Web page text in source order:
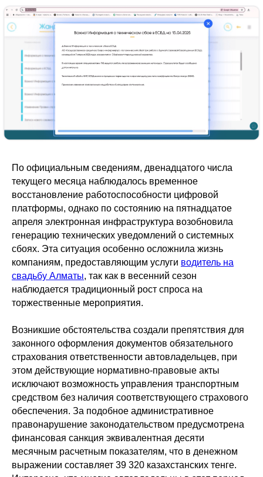
По официальным сведениям, двенадцатого числа
текущего месяца наблюдалось временное
восстановление работоспособности цифровой
платформы, однако по состоянию на пятнадцатое
апреля электронная инфраструктура возобновила
генерацию технических уведомлений о системных
сбоях. Эта ситуация особенно осложнила жизнь
компаниям, предоставляющим услуги водитель на
свадьбу Алматы, так как в весенний сезон
наблюдается традиционный рост спроса на
торжественные мероприятия.
Возникшие обстоятельства создали препятствия для
законного оформления документов обязательного
страхования ответственности автовладельцев, при
этом действующие нормативно-правовые акты
исключают возможность управления транспортным
средством без наличия соответствующего страхового
обеспечения. За подобное административное
правонарушение законодательством предусмотрена
финансовая санкция эквивалентная десяти
месячным расчетным показателям, что в денежном
выражении составляет 39 320 казахстанских тенге.